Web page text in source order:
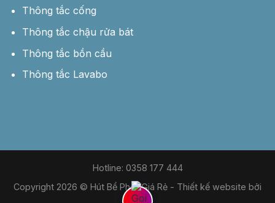
Thông tắc cống
Thông tắc chậu rửa bát
Thông tắc bồn cầu
Thông tắc Lavabo
Hotline: 0358 177 444
Copyright 2026 © Hút Bể Phốt Giá Rẻ - Thiết kế website bởi
MDIGI